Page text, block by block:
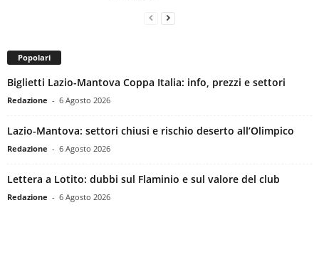
Popolari
Biglietti Lazio-Mantova Coppa Italia: info, prezzi e settori
Redazione - 6 Agosto 2026
Lazio-Mantova: settori chiusi e rischio deserto all’Olimpico
Redazione - 6 Agosto 2026
Lettera a Lotito: dubbi sul Flaminio e sul valore del club
Redazione - 6 Agosto 2026